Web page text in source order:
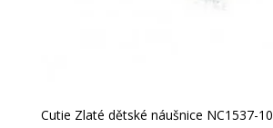
Cutie Zlaté dětské náušnice NC1537-10